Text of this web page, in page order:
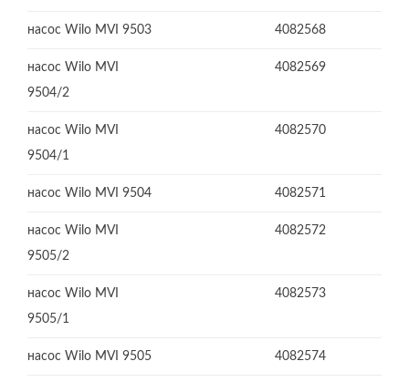
насос Wilo MVI 9503 4082568
насос Wilo MVI
9504/2
4082569
насос Wilo MVI
9504/1
4082570
насос Wilo MVI 9504 4082571
насос Wilo MVI
9505/2
4082572
насос Wilo MVI
9505/1
4082573
насос Wilo MVI 9505 4082574